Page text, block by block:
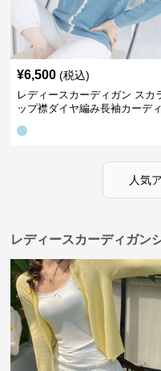
¥6,500 (税込)
レディースカーディガン スカ
ップ襟ダイヤ編み長袖カーディ
人気
レディースカーディガン